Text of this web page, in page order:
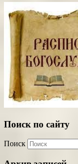
Поиск по сайту
Поиск